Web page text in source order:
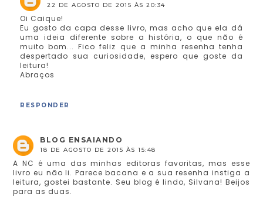
22 DE AGOSTO DE 2015 ÀS 20:34
Oi Caique!
Eu gosto da capa desse livro, mas acho que ela dá
uma ideia diferente sobre a história, o que não é
muito bom... Fico feliz que a minha resenha tenha
despertado sua curiosidade, espero que goste da
leitura!
Abraços
RESPONDER
BLOG ENSAIANDO
18 DE AGOSTO DE 2015 ÀS 15:48
A NC é uma das minhas editoras favoritas, mas esse
livro eu não li. Parece bacana e a sua resenha instiga a
leitura, gostei bastante. Seu blog é lindo, Silvana! Beijos
para as duas.